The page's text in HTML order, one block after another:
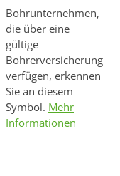
Bohrunternehmen,
die über eine
gültige
Bohrerversicherung
verfügen, erkennen
Sie an diesem
Symbol. Mehr
Informationen